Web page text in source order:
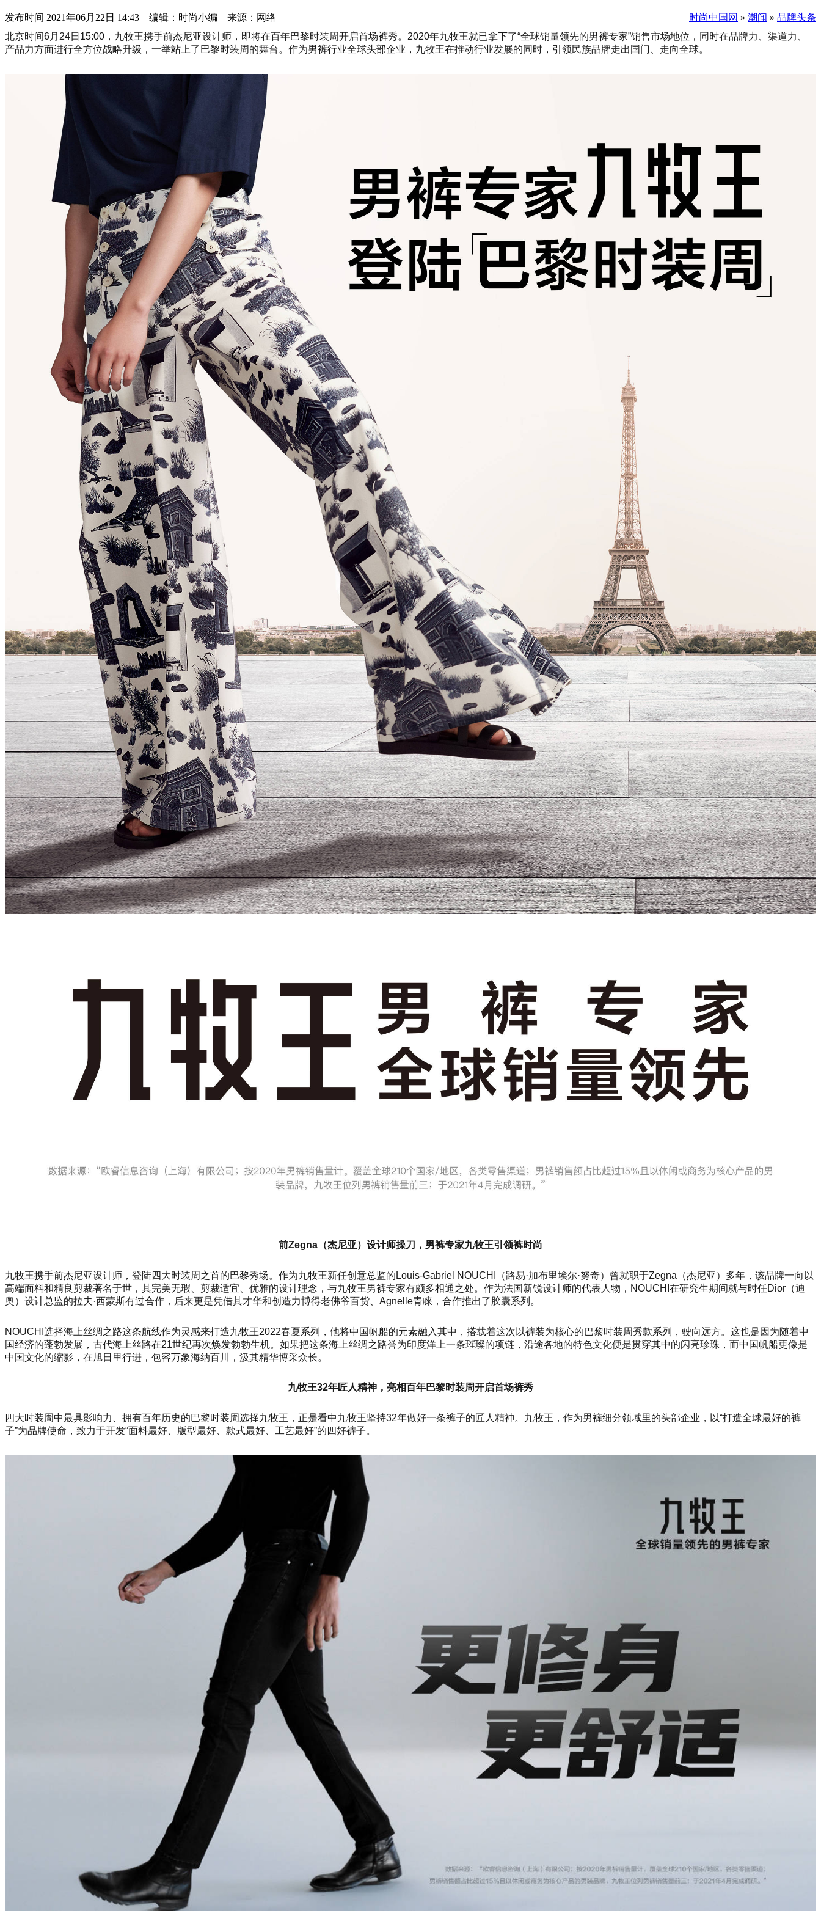
发布时间 2021年06月22日 14:43 编辑：时尚小编 来源：网络 时尚中国网 » 潮闻 » 品牌头条
北京时间6月24日15:00，九牧王携手前杰尼亚设计师，即将在百年巴黎时装周开启首场裤秀。2020年九牧王就已拿下了“全球销量领先的男裤专家”销售市场地位，同时在品牌力、渠道力、
产品力方面进行全方位战略升级，一举站上了巴黎时装周的舞台。作为男裤行业全球头部企业，九牧王在推动行业发展的同时，引领民族品牌走出国门、走向全球。
前Zegna（杰尼亚）设计师操刀，男裤专家九牧王引领裤时尚
九牧王携手前杰尼亚设计师，登陆四大时装周之首的巴黎秀场。作为九牧王新任创意总监的Louis-Gabriel NOUCHI（路易·加布里埃尔·努奇）曾就职于Zegna（杰尼亚）多年，该品牌一向以
高端面料和精良剪裁著名于世，其完美无瑕、剪裁适宜、优雅的设计理念，与九牧王男裤专家有颇多相通之处。作为法国新锐设计师的代表人物，NOUCHI在研究生期间就与时任Dior（迪
奥）设计总监的拉夫·西蒙斯有过合作，后来更是凭借其才华和创造力博得老佛爷百货、Agnelle青睐，合作推出了胶囊系列。
NOUCHI选择海上丝绸之路这条航线作为灵感来打造九牧王2022春夏系列，他将中国帆船的元素融入其中，搭载着这次以裤装为核心的巴黎时装周秀款系列，驶向远方。这也是因为随着中
国经济的蓬勃发展，古代海上丝路在21世纪再次焕发勃勃生机。如果把这条海上丝绸之路誉为印度洋上一条璀璨的项链，沿途各地的特色文化便是贯穿其中的闪亮珍珠，而中国帆船更像是
中国文化的缩影，在旭日里行进，包容万象海纳百川，汲其精华博采众长。
九牧王32年匠人精神，亮相百年巴黎时装周开启首场裤秀
四大时装周中最具影响力、拥有百年历史的巴黎时装周选择九牧王，正是看中九牧王坚持32年做好一条裤子的匠人精神。九牧王，作为男裤细分领域里的头部企业，以“打造全球最好的裤
子”为品牌使命，致力于开发“面料最好、版型最好、款式最好、工艺最好”的四好裤子。